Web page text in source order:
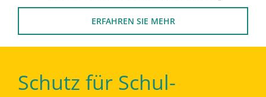
ERFAHREN SIE MEHR
Schutz für Schul-